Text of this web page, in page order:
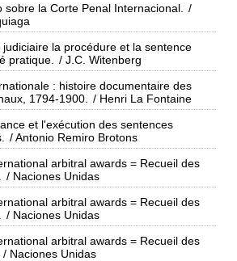
sobre la Corte Penal Internacional.
/
la procédure et la sentence
pratique.
/ J.C. Witenberg
: histoire documentaire des
1794-1900.
/ Henri La Fontaine
et l'exécution des sentences
/ Antonio Remiro Brotons
arbitral awards = Recueil des
/ Naciones Unidas
arbitral awards = Recueil des
/ Naciones Unidas
arbitral awards = Recueil des
/ Naciones Unidas